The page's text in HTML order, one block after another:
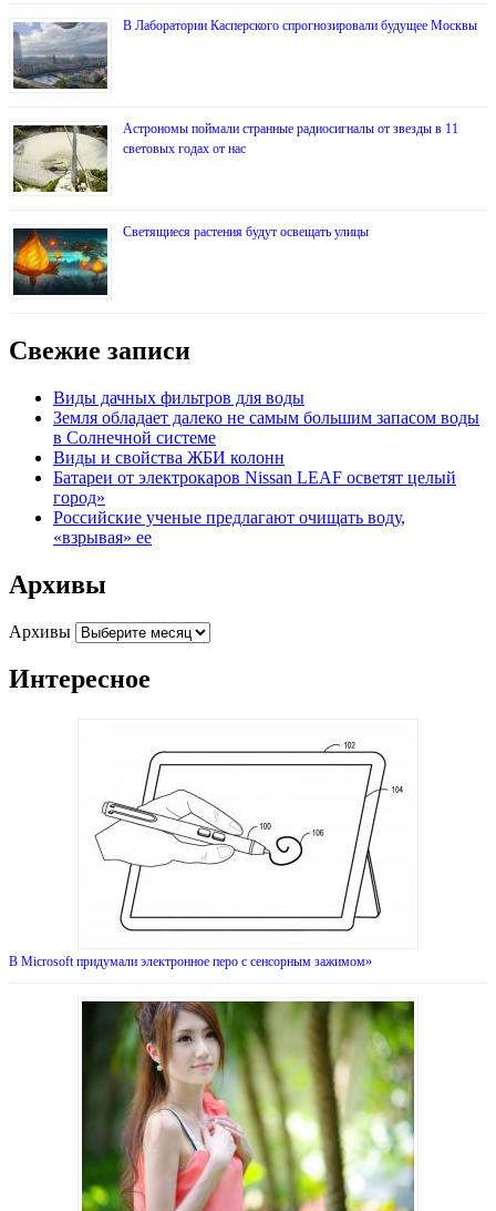
В Лаборатории Касперского спрогнозировали будущее Москвы
Астрономы поймали странные радиосигналы от звезды в 11
световых годах от нас
Светящиеся растения будут освещать улицы
Свежие записи
Виды дачных фильтров для воды
Земля обладает далеко не самым большим запасом воды
в Солнечной системе
Виды и свойства ЖБИ колонн
Батареи от электрокаров Nissan LEAF осветят целый
город»
Российские ученые предлагают очищать воду,
«взрывая» ее
Архивы
Архивы
Интересное
В Microsoft придумали электронное перо с сенсорным зажимом»